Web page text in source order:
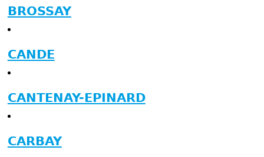
BROSSAY
CANDE
CANTENAY-EPINARD
CARBAY